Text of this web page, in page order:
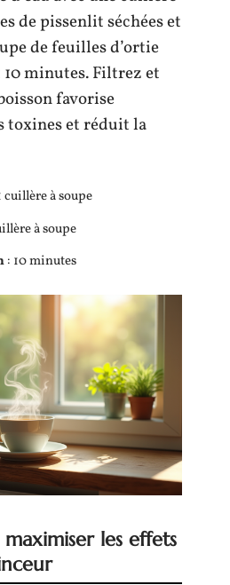
de pissenlit séchées et
de feuilles d’ortie
10 minutes. Filtrez et
favorise
toxines et réduit la
cuillère à soupe
à soupe
: 10 minutes
les effets